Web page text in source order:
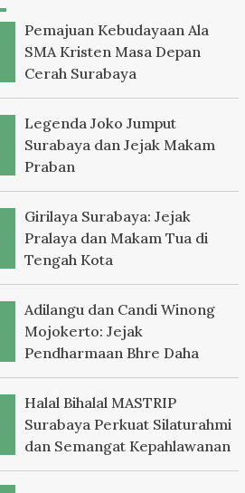
Pemajuan Kebudayaan Ala
SMA Kristen Masa Depan
Cerah Surabaya
Legenda Joko Jumput
Surabaya dan Jejak Makam
Praban
Girilaya Surabaya: Jejak
Pralaya dan Makam Tua di
Tengah Kota
Adilangu dan Candi Winong
Mojokerto: Jejak
Pendharmaan Bhre Daha
Halal Bihalal MASTRIP
Surabaya Perkuat Silaturahmi
dan Semangat Kepahlawanan